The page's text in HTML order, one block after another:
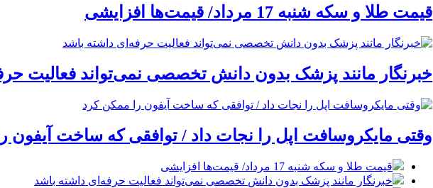
قیمت طلا و سکه شنبه 17 مرداد/ قیمت‌ها افزایشی
خبرنگار مانند پزشک بدون دانش تخصصی نمی‌تواند فعالیت
وقتی مایکروسافت اپل را نجات داد / توافقی که ساخت آیفون
قیمت طلا و سکه شنبه 17 مرداد/ قیمت‌ها افزایشی
خبرنگار مانند پزشک بدون دانش تخصصی نمی‌تواند فعالیت حرفه‌ای داشته باشد